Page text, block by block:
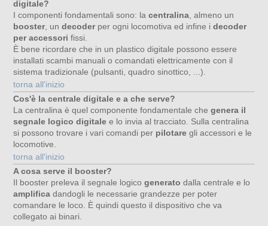
digitale?
I componenti fondamentali sono: la centralina , almeno un
booster, un decoderper ogni locomotiva ed infine i decoder
per accessori fissi.
È bene ricordare che in un plastico digitale possono essere
installati scambi manuali o comandati elettricamente con il
sistema tradizionale (pulsanti, quadro sinottico, ...).
torna all'inizio
Cos'è la centrale digitale e a che serve?
La centralina è quel componente fondamentale che genera il
segnale logico digitale e lo invia al tracciato. Sulla centralina
si possono trovare i vari comandi per pilotare gli accessori e le
locomotive.
torna all'inizio
A cosa serve il booster?
Il booster preleva il segnale logico generato dalla centrale e lo
amplifica dandogli le necessarie grandezze per poter
comandare le loco. È quindi questo il dispositivo che va
collegato ai binari.